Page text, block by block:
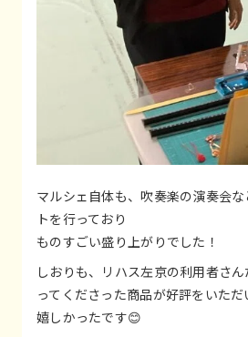
マルシェ自体も、吹奏楽の演奏会
トを行っており
ものすごい盛り上がりでした！
しおりも、リハス左京の利用者さ
ってくださった商品が好評をいた
嬉しかったです😊